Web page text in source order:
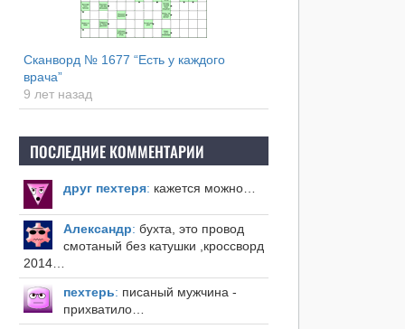
Сканворд № 1677 “Есть у каждого
врача”
9 лет назад
ПОСЛЕДНИЕ КОММЕНТАРИИ
друг пехтеря: кажется можно…
Александр: бухта, это провод
смотаный без катушки ,кроссворд
2014…
пехтерь: писаный мужчина -
прихватило…